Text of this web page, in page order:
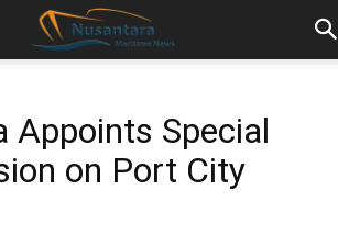
Appoints Special
on Port City